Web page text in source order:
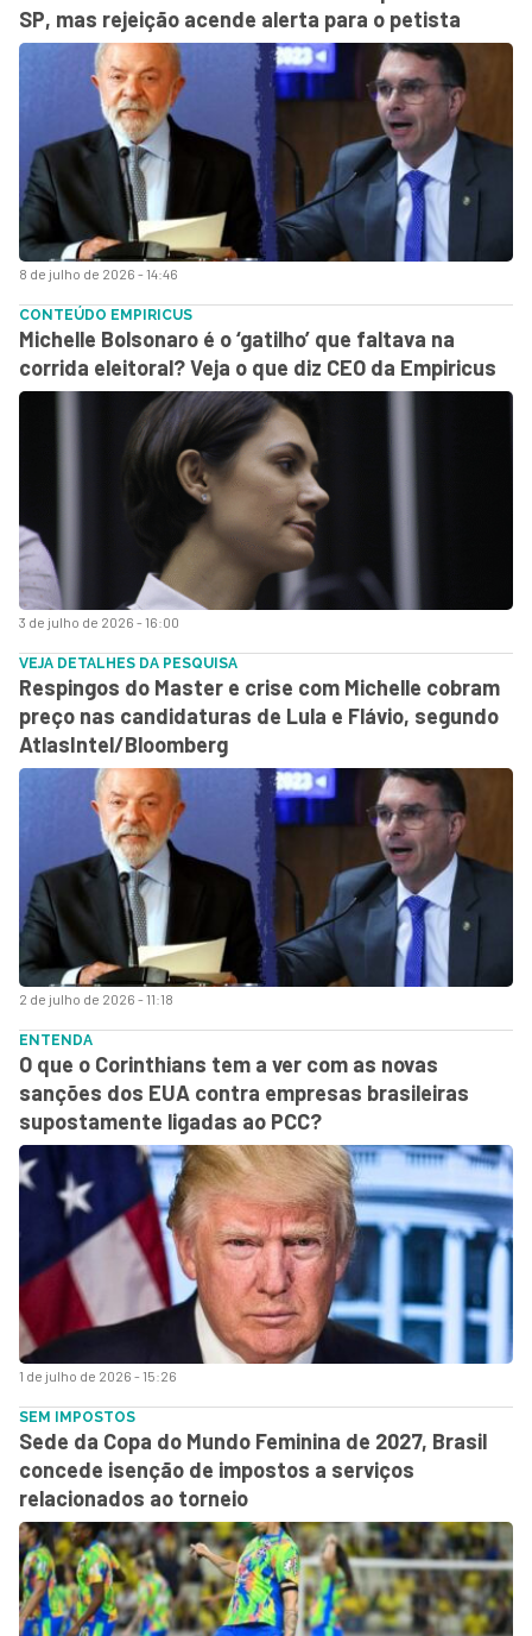
8 de julho de 2026 - 14:46
SP, mas rejeição acende alerta para o petista
3 de julho de 2026 - 16:00
CONTEÚDO EMPIRICUS
Michelle Bolsonaro é o ‘gatilho’ que faltava na
corrida eleitoral? Veja o que diz CEO da Empiricus
2 de julho de 2026 - 11:18
VEJA DETALHES DA PESQUISA
Respingos do Master e crise com Michelle cobram
preço nas candidaturas de Lula e Flávio, segundo
AtlasIntel/Bloomberg
1 de julho de 2026 - 15:26
ENTENDA
O que o Corinthians tem a ver com as novas
sanções dos EUA contra empresas brasileiras
supostamente ligadas ao PCC?
SEM IMPOSTOS
Sede da Copa do Mundo Feminina de 2027, Brasil
concede isenção de impostos a serviços
relacionados ao torneio